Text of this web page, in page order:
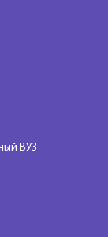
ВУЗ